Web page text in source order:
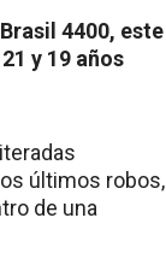
4400, este
y 19 años
últimos robos,
de una